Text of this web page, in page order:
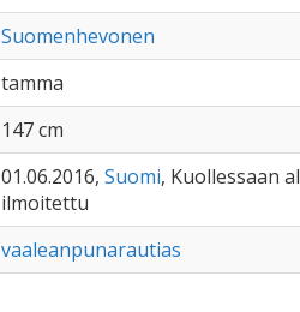
Suomenhevonen
tamma
147 cm
01.06.2016, Suomi, Kuollessaan
ilmoitettu
vaaleanpunarautias